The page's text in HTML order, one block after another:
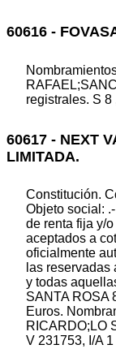
60616 -
registrales. S 8
60617 - NEXT
LIMITADA.
Constitución.
Objeto social:
de renta fija y/
aceptados a
oficialmente
las
y todas
SANTA ROSA
Euros.
RICARDO;LO
V 231753, I/A